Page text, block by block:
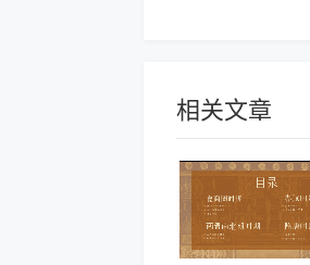
相关文章